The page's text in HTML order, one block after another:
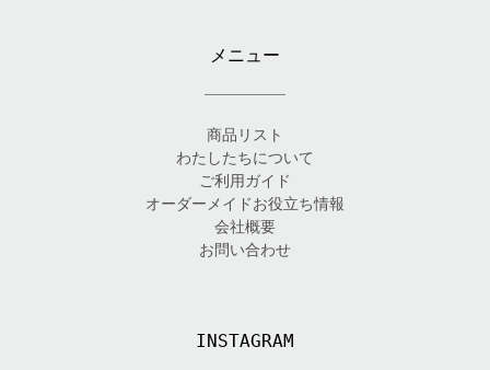
メニュー
商品リスト
わたしたちについて
ご利用ガイド
オーダーメイドお役立ち情報
会社概要
お問い合わせ
INSTAGRAM